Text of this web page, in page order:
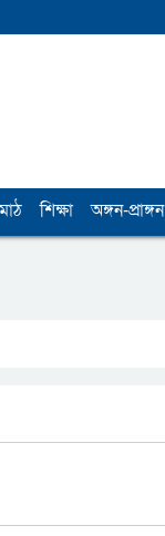
শিক্ষা অঙ্গন-প্রাঙ্গন